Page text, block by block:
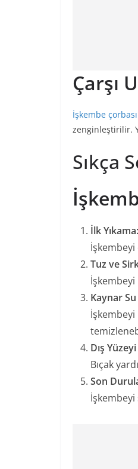
Çarşı
İşkembe çorbası
zenginleştirilir.
Sıkça
İlk Yıkama:
İşkembeyi
Tuz ve
Kaynar
İşkembeyi
Dış
Bıçak
Son
İşkembeyi